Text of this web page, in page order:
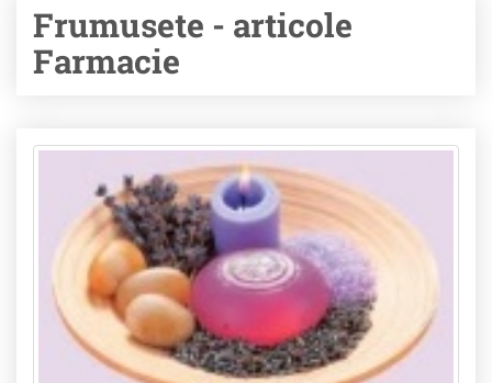
Frumusete - articole
Farmacie